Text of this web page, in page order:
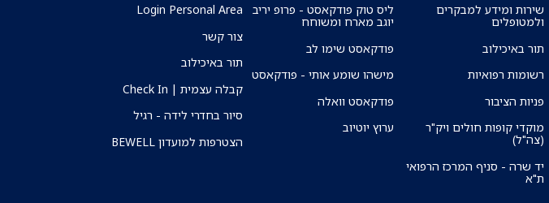
שירות ומידע למבקרים
ולמטופלים
תור באיכילוב
רשומות רפואיות
פניות הציבור
מוקדי קופות חולים ויק"ר
(צה"ל)
יד שרה - סניף המרכז הרפואי
ת"א
ליס טוק פודקאסט - פרופ יריב
יוגב מארח ומשוחח
פודקאסט שימו לב
מישהו שומע אותי - פודקאסט
פודקאסט וואלה
ערוץ יוטיוב
Login Personal Area
צור קשר
תור באיכילוב
קבלה עצמית | Check In
סיור בחדרי לידה - רגיל
הצטרפות למועדון BEWELL